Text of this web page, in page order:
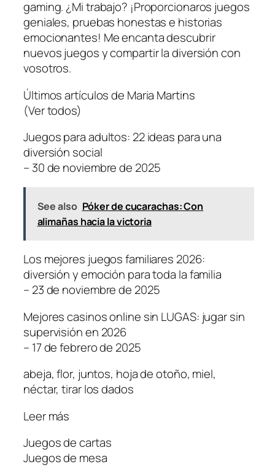
gaming. ¿Mi trabajo? ¡Proporcionaros juegos
geniales, pruebas honestas e historias
emocionantes! Me encanta descubrir
nuevos juegos y compartir la diversión con
vosotros.
Últimos artículos de Maria Martins
(Ver todos)
Juegos para adultos: 22 ideas para una
diversión social
– 30 de noviembre de 2025
See also Póker de cucarachas: Con
alimañas hacia la victoria
Los mejores juegos familiares 2026:
diversión y emoción para toda la familia
– 23 de noviembre de 2025
Mejores casinos online sin LUGAS: jugar sin
supervisión en 2026
– 17 de febrero de 2025
abeja, flor, juntos, hoja de otoño, miel,
néctar, tirar los dados
Leer más
Juegos de cartas
Juegos de mesa